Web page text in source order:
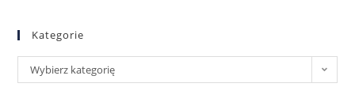
Kategorie
Wybierz kategorię